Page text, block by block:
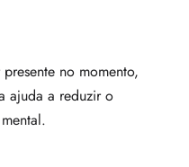
no momento,
ajuda a reduzir o